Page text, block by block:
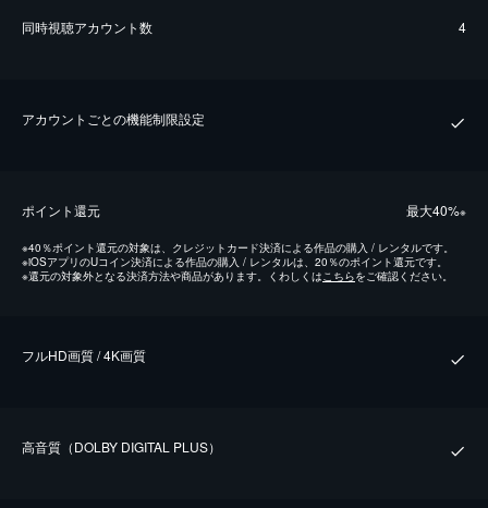
同時視聴アカウント数 4
アカウントごとの機能制限設定
ポイント還元 最⼤40%※
※40％ポイント還元の対象は、クレジットカード決済による作品の購入 / レンタルです。
※iOSアプリのUコイン決済による作品の購入 / レンタルは、20％のポイント還元です。
※還元の対象外となる決済方法や商品があります。くわしくはこちらをご確認ください。
フルHD画質 / 4K画質
⾼⾳質（DOLBY DIGITAL PLUS）